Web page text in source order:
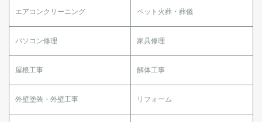
エアコンクリーニング ペット火葬・葬儀
パソコン修理 家具修理
屋根工事 解体工事
外壁塗装・外壁工事 リフォーム